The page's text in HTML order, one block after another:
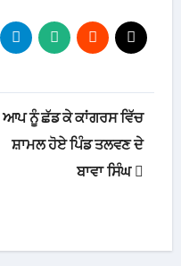
ਆਪ ਨੂੰ ਛੱਡ ਕੇ ਕਾਂਗਰਸ ਵਿੱਚ
ਸ਼ਾਮਲ ਹੋਏ ਪਿੰਡ ਤਲਵਣ ਦੇ
ਬਾਵਾ ਸਿੰਘ